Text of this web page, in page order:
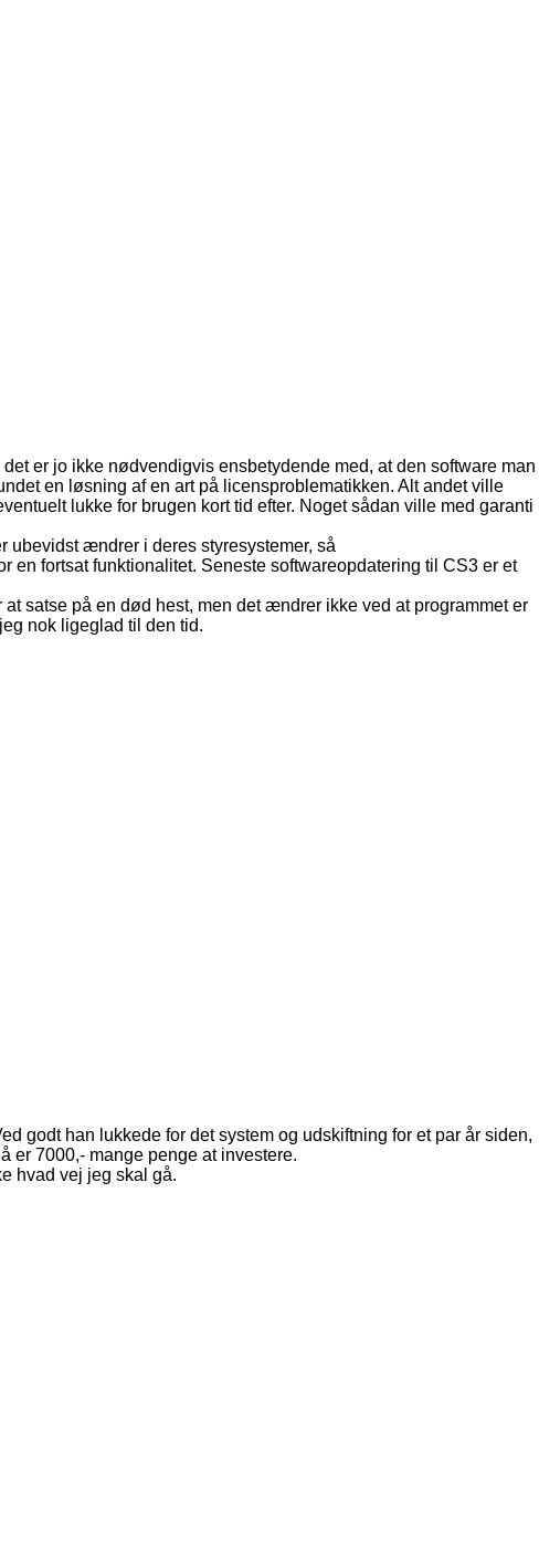
er jo ikke nødvendigvis ensbetydende med, at den software man
en løsning af en art på licensproblematikken. Alt andet ville
lukke for brugen kort tid efter. Noget sådan ville med garanti
ubevidst ændrer i deres styresystemer, så
fortsat funktionalitet. Seneste softwareopdatering til CS3 er et
satse på en død hest, men det ændrer ikke ved at programmet er
nok ligeglad til den tid.
godt han lukkede for det system og udskiftning for et par år siden,
er 7000,- mange penge at investere.
hvad vej jeg skal gå.